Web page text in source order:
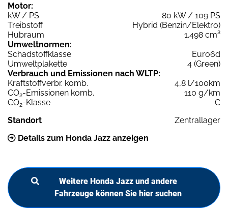
Motor:
kW / PS
80 kW / 109 PS
Treibstoff
Hybrid (Benzin/Elektro)
Hubraum
1.498 cm³
Umweltnormen:
Schadstoffklasse
Euro6d
Umweltplakette
4 (Green)
Verbrauch und Emissionen nach WLTP:
Kraftstoffverbr. komb.
4,8 l/100km
CO2-Emissionen komb.
110 g/km
CO2-Klasse
C
Standort
Zentrallager
Details zum Honda Jazz anzeigen
Weitere Honda Jazz und andere
Fahrzeuge können Sie hier suchen